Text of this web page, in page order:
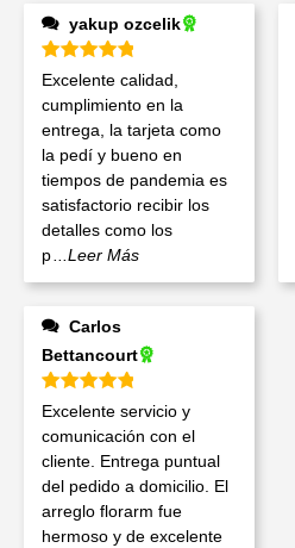
yakup ozcelik
Valorado en5de 5
Excelente calidad,
cumplimiento en la
entrega, la tarjeta como
la pedí y bueno en
tiempos de pandemia es
satisfactorio recibir los
detalles como los
p
...Leer Más
Bettancourt
Valorado en 5de 5
Excelente servicio y
comunicación con el
cliente. Entrega puntual
del pedido a domicilio. El
arreglo florarm fue
hermoso y de excelente